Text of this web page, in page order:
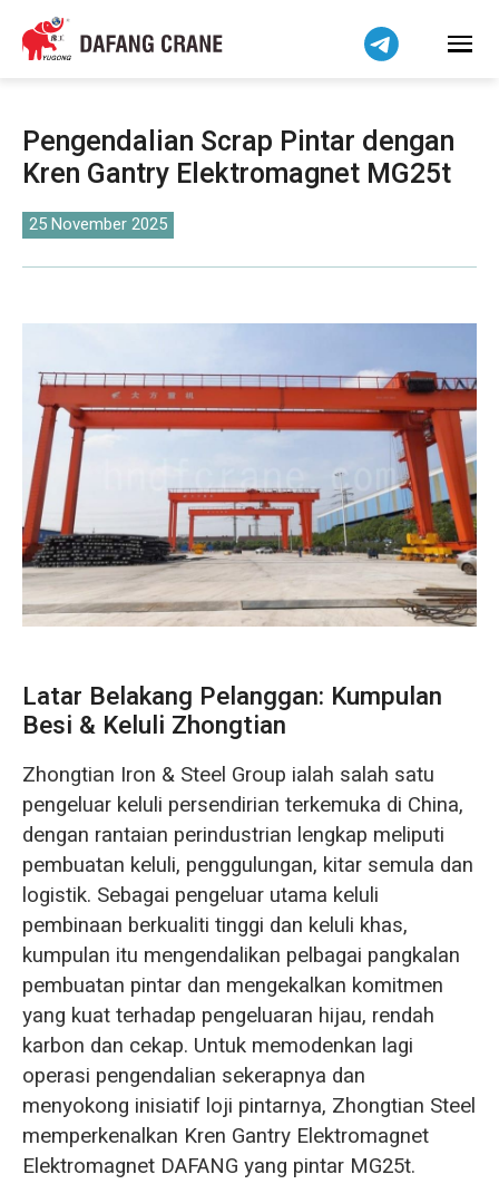
Pengendalian Scrap Pintar dengan
Kren Gantry Elektromagnet MG25t
25 November 2025
Latar Belakang Pelanggan: Kumpulan
Besi & Keluli Zhongtian
Zhongtian Iron & Steel Group ialah salah satu
pengeluar keluli persendirian terkemuka di China,
dengan rantaian perindustrian lengkap meliputi
pembuatan keluli, penggulungan, kitar semula dan
logistik. Sebagai pengeluar utama keluli
pembinaan berkualiti tinggi dan keluli khas,
kumpulan itu mengendalikan pelbagai pangkalan
pembuatan pintar dan mengekalkan komitmen
yang kuat terhadap pengeluaran hijau, rendah
karbon dan cekap. Untuk memodenkan lagi
operasi pengendalian sekerapnya dan
menyokong inisiatif loji pintarnya, Zhongtian Steel
memperkenalkan Kren Gantry Elektromagnet
Elektromagnet DAFANG yang pintar MG25t.
हिन्दी
Bahasa Indonesia
বাংলা
فارسی
Pilipino
اردو
Čeština
Беларуская мова
Kiswahili
Dansk
Norsk
O‘zbekcha